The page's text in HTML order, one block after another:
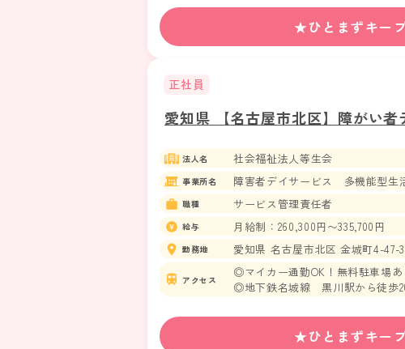
◎名古屋市バス 光音寺バス停か
★ひとまずキー
正社員
愛知県 【名古屋市北区】障がい
法人名 社会福祉法人等生会
事業所名 障害者デイサービス 多機能型
職種 サービス管理責任者
給与 月給制：260,300円〜335,700円
勤務地 愛知県 名古屋市北区 金城町4-47-3
アクセス
◎マイカー通勤OK！無料駐車場
◎地下鉄名城線 黒川駅から徒歩
◎名古屋市バス 光音寺バス停か
★ひとまずキー